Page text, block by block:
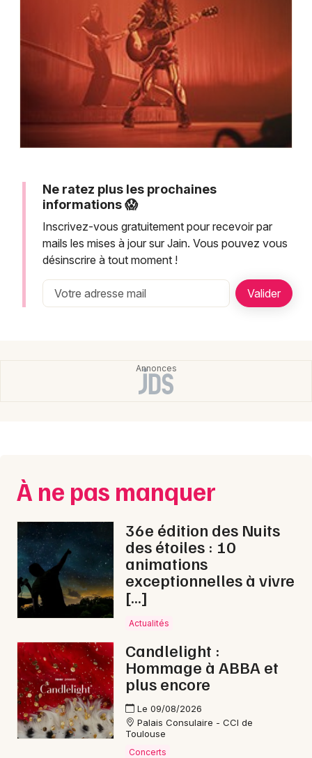
Spectacles
Concerts
Soirées
Expos
Sorties & loisirs
Choisir mes départements
Je m'abonne
Strasbourg
Toulouse
Ne ratez plus les prochaines
informations 😱
Inscrivez-vous gratuitement pour recevoir par
mails les mises à jour sur Jain. Vous pouvez vous
désinscrire à tout moment !
À ne pas manquer
36e édition des Nuits
des étoiles : 10
animations
exceptionnelles à vivre
[…]
Actualités
Candlelight :
Hommage à ABBA et
plus encore
Le 09/08/2026
Palais Consulaire - CCI de
Toulouse
Concerts